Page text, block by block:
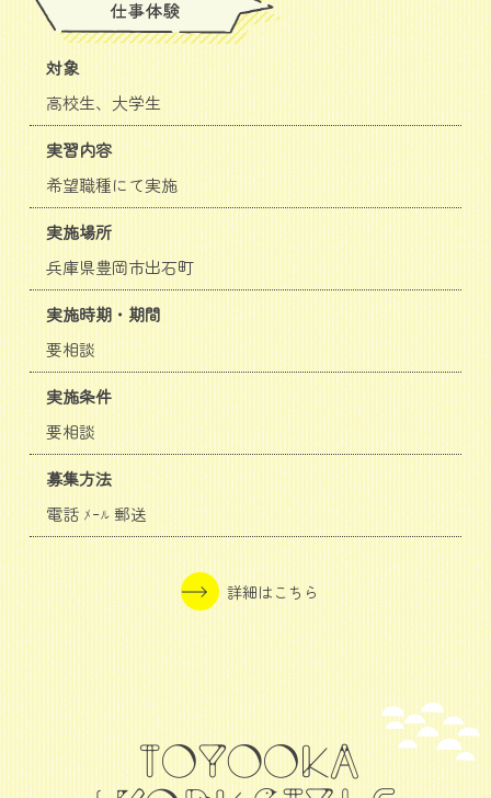
対象
高校生、大学生
実習内容
希望職種にて実施
実施場所
兵庫県豊岡市出石町
実施時期・期間
要相談
実施条件
要相談
募集方法
電話 ﾒｰﾙ 郵送
詳細はこちら